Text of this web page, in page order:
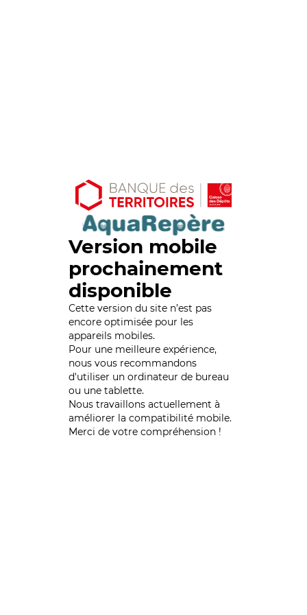
Version mobile
prochainement
disponible
Cette version du site n’est pas
encore optimisée pour les
appareils mobiles.
Pour une meilleure expérience,
nous vous recommandons
d'utiliser un ordinateur de bureau
ou une tablette.
Nous travaillons actuellement à
améliorer la compatibilité mobile.
Merci de votre compréhension !